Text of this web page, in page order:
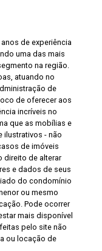
de experiência
uma das mais
na região.
atuando no
de
de oferecer aos
incríveis no
que as mobílias e
ilustrativos - não
de imóveis
direito de alterar
e dados de seus
do condomínio
ou mesmo
Pode ocorrer
mais disponível
pelo site não
ou locação de